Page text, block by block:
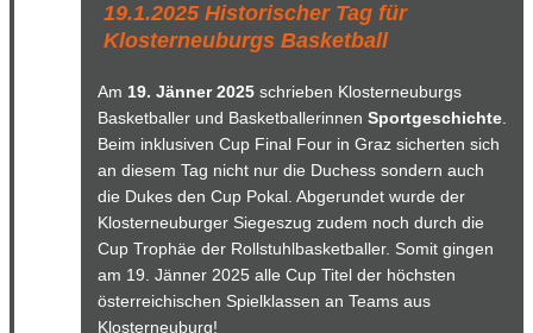
19.1.2025 Historischer Tag für
Klosterneuburgs Basketball
Am 19. Jänner 2025 schrieben Klosterneuburgs
Basketballer und Basketballerinnen Sportgeschichte.
Beim inklusiven Cup Final Four in Graz sicherten sich
an diesem Tag nicht nur die Duchess sondern auch
die Dukes den Cup Pokal. Abgerundet wurde der
Klosterneuburger Siegeszug zudem noch durch die
Cup Trophäe der Rollstuhlbasketballer. Somit gingen
am 19. Jänner 2025 alle Cup Titel der höchsten
österreichischen Spielklassen an Teams aus
Klosterneuburg!